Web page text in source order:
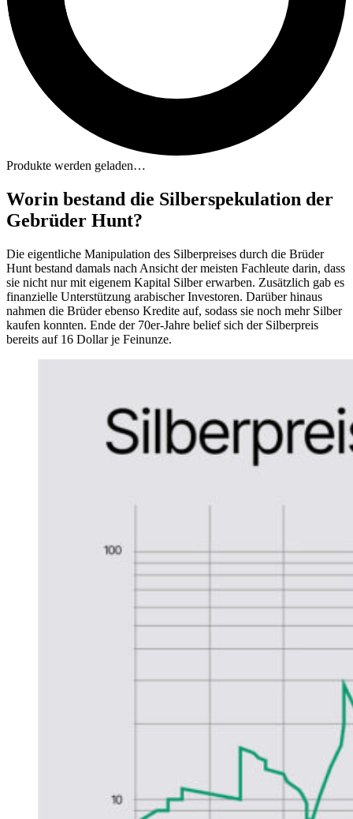
Produkte werden geladen…
Worin bestand die Silberspekulation der
Gebrüder Hunt?
Die eigentliche Manipulation des Silberpreises durch die Brüder
Hunt bestand damals nach Ansicht der meisten Fachleute darin, dass
sie nicht nur mit eigenem Kapital Silber erwarben. Zusätzlich gab es
finanzielle Unterstützung arabischer Investoren. Darüber hinaus
nahmen die Brüder ebenso Kredite auf, sodass sie noch mehr Silber
kaufen konnten. Ende der 70er-Jahre belief sich der Silberpreis
bereits auf 16 Dollar je Feinunze.